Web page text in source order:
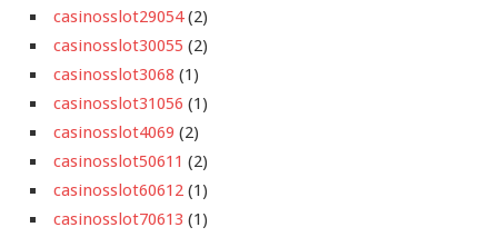
casinosslot29054(2)
casinosslot30055 (2)
casinosslot3068 (1)
casinosslot31056 (1)
casinosslot4069 (2)
casinosslot50611 (2)
casinosslot60612 (1)
casinosslot70613 (1)